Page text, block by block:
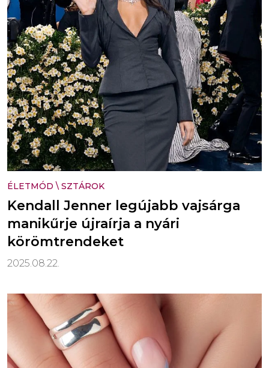
ÉLETMÓD \ SZTÁROK
Kendall Jenner legújabb vajsárga
manikűrje újraírja a nyári
körömtrendeket
2025.08.22.